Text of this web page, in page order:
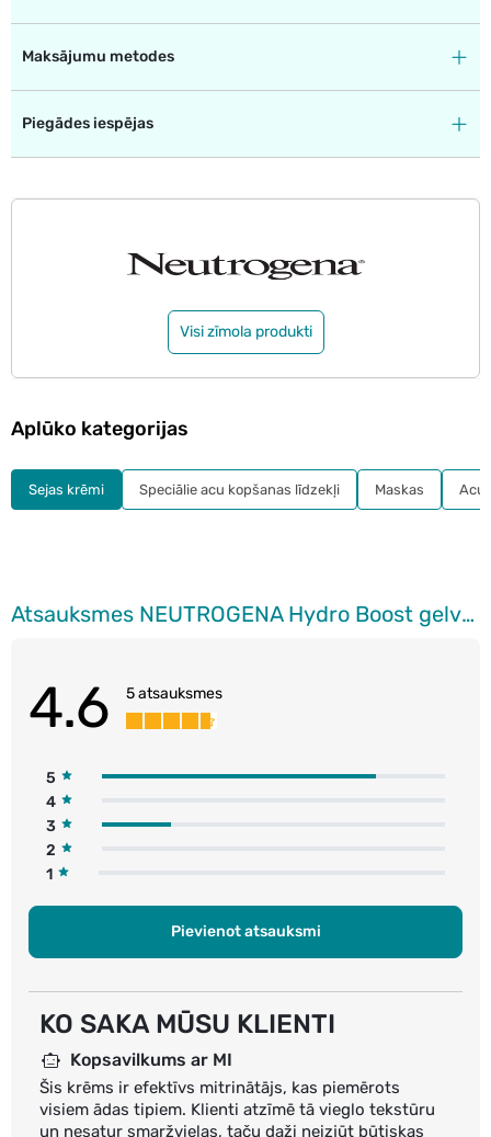
Maksājumu metodes
Piegādes iespējas
Visi zīmola produkti
Atsauksmes NEUTROGENA Hydro Boost gelveida krēms sejai, 50ml
4.6 5 atsauksmes
5
4
3
2
1
Pievienot atsauksmi
KO SAKA MŪSU KLIENTI
Kopsavilkums ar MI
Šis krēms ir efektīvs mitrinātājs, kas piemērots
visiem ādas tipiem. Klienti atzīmē tā vieglo tekstūru
un nesatur smaržvielas, taču daži neizjūt būtiskas
Aplūko kategorijas
Sejas krēmi Speciālie acu kopšanas līdzekļi Maskas Acu